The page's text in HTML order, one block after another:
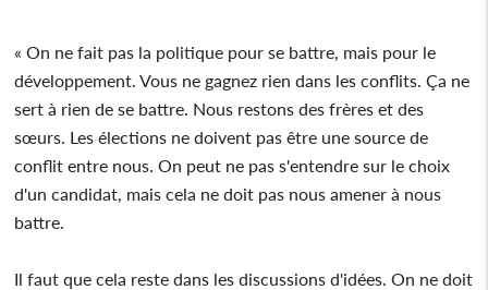
« On ne fait pas la politique pour se battre, mais pour le
développement. Vous ne gagnez rien dans les conflits. Ça ne
sert à rien de se battre. Nous restons des frères et des
sœurs. Les élections ne doivent pas être une source de
conflit entre nous. On peut ne pas s'entendre sur le choix
d'un candidat, mais cela ne doit pas nous amener à nous
battre.
Il faut que cela reste dans les discussions d'idées. On ne doit